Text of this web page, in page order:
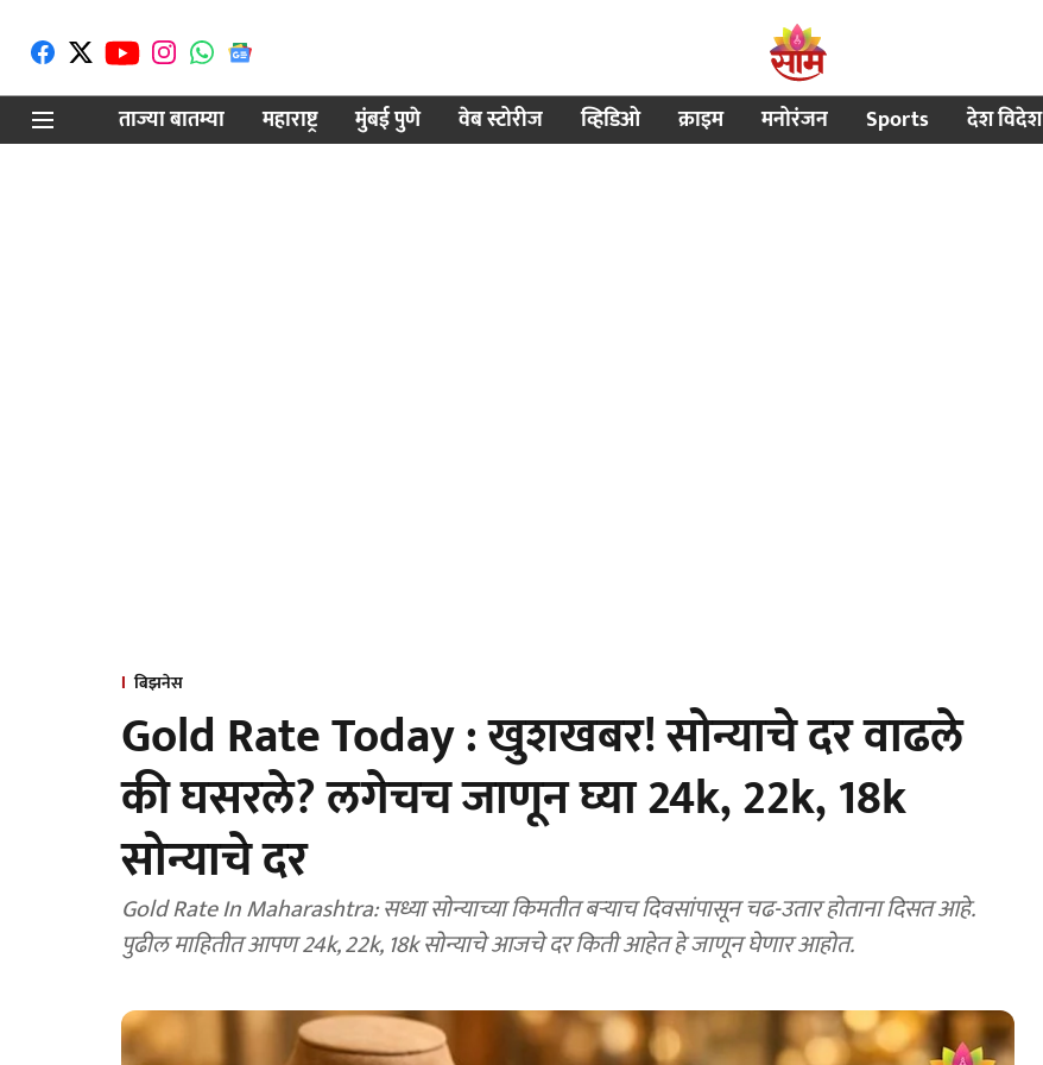
ताज्या बातम्या
महाराष्ट्र मुंबई पुणे वेब स्टोरीज व्हिडिओ क्राइम मनोरंजन Sports देश विदेश
बिझनेस
Gold Rate Today : खुशखबर! सोन्याचे दर वाढले
की घसरले? लगेचच जाणून घ्या 24k, 22k, 18k
सोन्याचे दर
Gold Rate In Maharashtra: सध्या सोन्याच्या किमतीत बऱ्याच दिवसांपासून चढ-उतार होताना दिसत आहे.
पुढील माहितीत आपण 24k, 22k, 18k सोन्याचे आजचे दर किती आहेत हे जाणून घेणार आहोत.